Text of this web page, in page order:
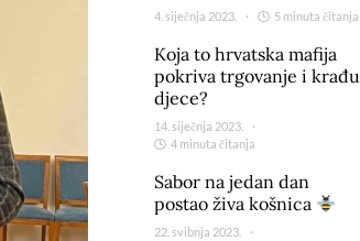
4. siječnja 2023. 5 minuta čitanja
Koja to hrvatska mafija
pokriva trgovanje i krađu
djece?
14. siječnja 2023.
4 minuta čitanja
Sabor na jedan dan
postao živa košnica
22. svibnja 2023.